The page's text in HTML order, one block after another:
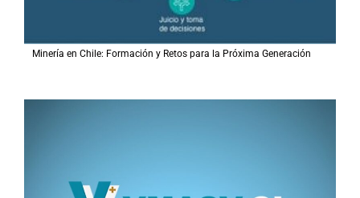
Minería en Chile: Formación y Retos para la Próxima Generación